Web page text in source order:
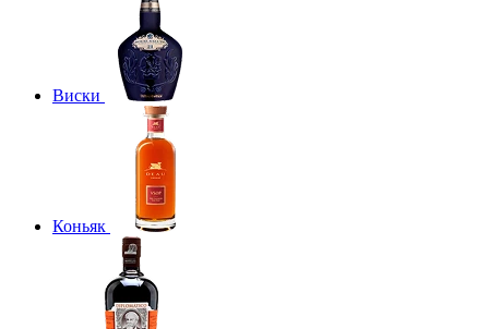
Виски
Коньяк